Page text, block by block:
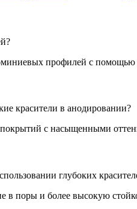
профилей с
красители в анодировании?
с насыщенными
глубоких
поры и более высокую